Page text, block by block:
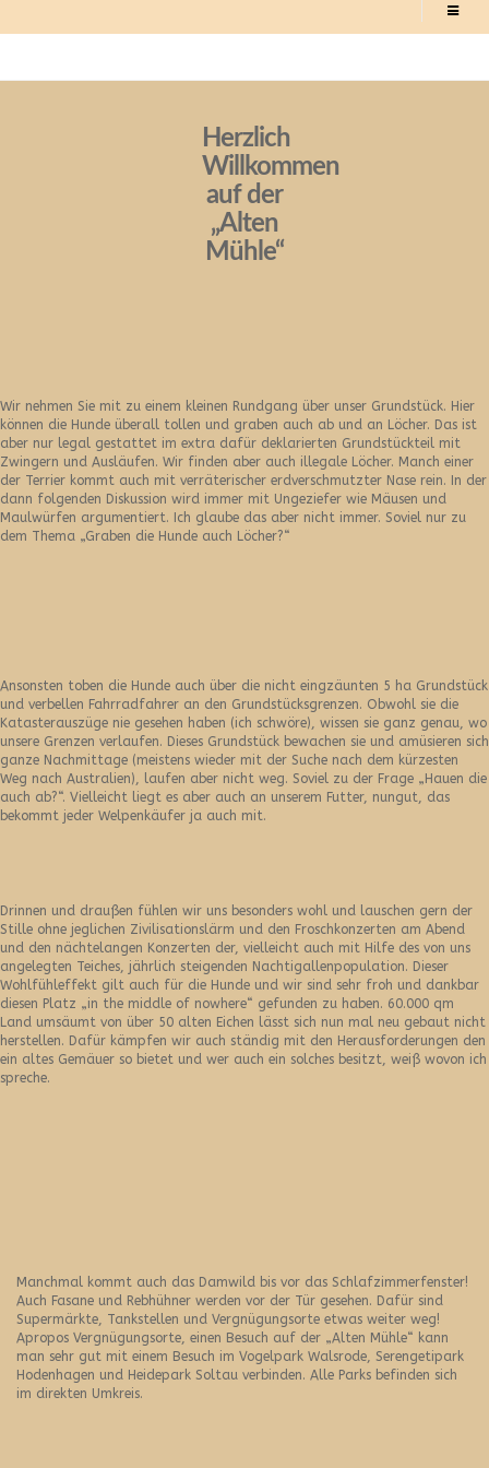
Herzlich
Willkommen
auf der
„Alten
Mühle“
Wir nehmen Sie mit zu einem kleinen Rundgang über unser Grundstück. Hier
können die Hunde überall tollen und graben auch ab und an Löcher. Das ist
aber nur legal gestattet im extra dafür deklarierten Grundstückteil mit
Zwingern und Ausläufen. Wir finden aber auch illegale Löcher. Manch einer
der Terrier kommt auch mit verräterischer erdverschmutzter Nase rein. In der
dann folgenden Diskussion wird immer mit Ungeziefer wie Mäusen und
Maulwürfen argumentiert. Ich glaube das aber nicht immer. Soviel nur zu
dem Thema „Graben die Hunde auch Löcher?“
Ansonsten toben die Hunde auch über die nicht eingzäunten 5 ha Grundstück
und verbellen Fahrradfahrer an den Grundstücksgrenzen. Obwohl sie die
Katasterauszüge nie gesehen haben (ich schwöre), wissen sie ganz genau, wo
unsere Grenzen verlaufen. Dieses Grundstück bewachen sie und amüsieren sich
ganze Nachmittage (meistens wieder mit der Suche nach dem kürzesten
Weg nach Australien), laufen aber nicht weg. Soviel zu der Frage „Hauen die
auch ab?“. Vielleicht liegt es aber auch an unserem Futter, nungut, das
bekommt jeder Welpenkäufer ja auch mit.
Drinnen und draußen fühlen wir uns besonders wohl und lauschen gern der
Stille ohne jeglichen Zivilisationslärm und den Froschkonzerten am Abend
und den nächtelangen Konzerten der, vielleicht auch mit Hilfe des von uns
angelegten Teiches, jährlich steigenden Nachtigallenpopulation. Dieser
Wohlfühleffekt gilt auch für die Hunde und wir sind sehr froh und dankbar
diesen Platz „in the middle of nowhere“ gefunden zu haben. 60.000 qm
Land umsäumt von über 50 alten Eichen lässt sich nun mal neu gebaut nicht
herstellen. Dafür kämpfen wir auch ständig mit den Herausforderungen den
ein altes Gemäuer so bietet und wer auch ein solches besitzt, weiß wovon ich
spreche.
Manchmal kommt auch das Damwild bis vor das Schlafzimmerfenster!
Auch Fasane und Rebhühner werden vor der Tür gesehen. Dafür sind
Supermärkte, Tankstellen und Vergnügungsorte etwas weiter weg!
Apropos Vergnügungsorte, einen Besuch auf der „Alten Mühle“ kann
man sehr gut mit einem Besuch im Vogelpark Walsrode, Serengetipark
Hodenhagen und Heidepark Soltau verbinden. Alle Parks befinden sich
im direkten Umkreis.